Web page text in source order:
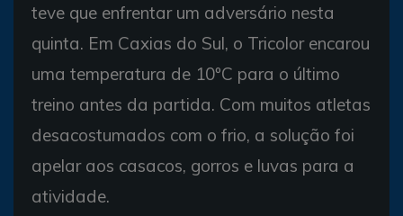
teve que enfrentar um adversário nesta
quinta. Em Caxias do Sul, o Tricolor encarou
uma temperatura de 10ºC para o último
treino antes da partida. Com muitos atletas
desacostumados com o frio, a solução foi
apelar aos casacos, gorros e luvas para a
atividade.